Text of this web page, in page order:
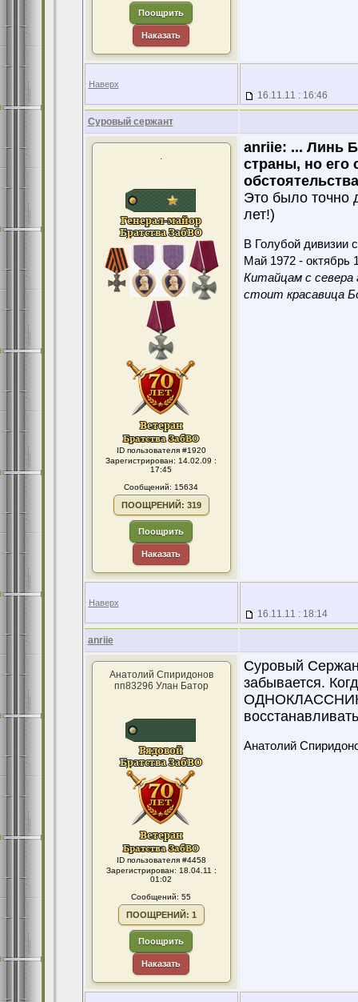
Поощрить
Наказать
Наверх
16.11.11 : 16:46
Суровый сержант
.
ID пользователя #1920
Зарегистрирован: 14.02.09 :
17:45
Сообщений: 15634
ПООЩРЕНИЙ: 319
Поощрить
Наказать
anriie: ... Линь
страны, но его
Это было точно
лет!)
В Голубой дивизии
Май 1972 - октябрь
Китайцам с севера
стоит красавица
Наверх
16.11.11 : 18:14
anriie
Анатолий Спиридонов
пп83296 Улан Батор
ID пользователя #4458
Зарегистрирован: 18.04.11 :
01:02
Сообщений: 55
ПООЩРЕНИЙ: 1
Поощрить
Наказать
Суровый
забывается.
Анатолий